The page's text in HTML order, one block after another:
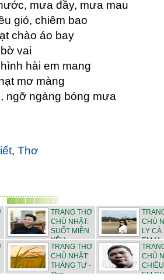
mưa đầy, mưa mau
gió, chiêm bao
chào áo bay
vai
hài em mang
mơ màng
ngỡ ngàng bóng mưa
, Thơ
TRANG THƠ
CHỦ NHẬT:
SUỐT MIỀN
YÊU -...
CHỦ
LY CÀ
EM
TRANG THƠ
CHỦ NHẬT:
THÁNG TƯ -
Thơ ...
CHỦ
EM